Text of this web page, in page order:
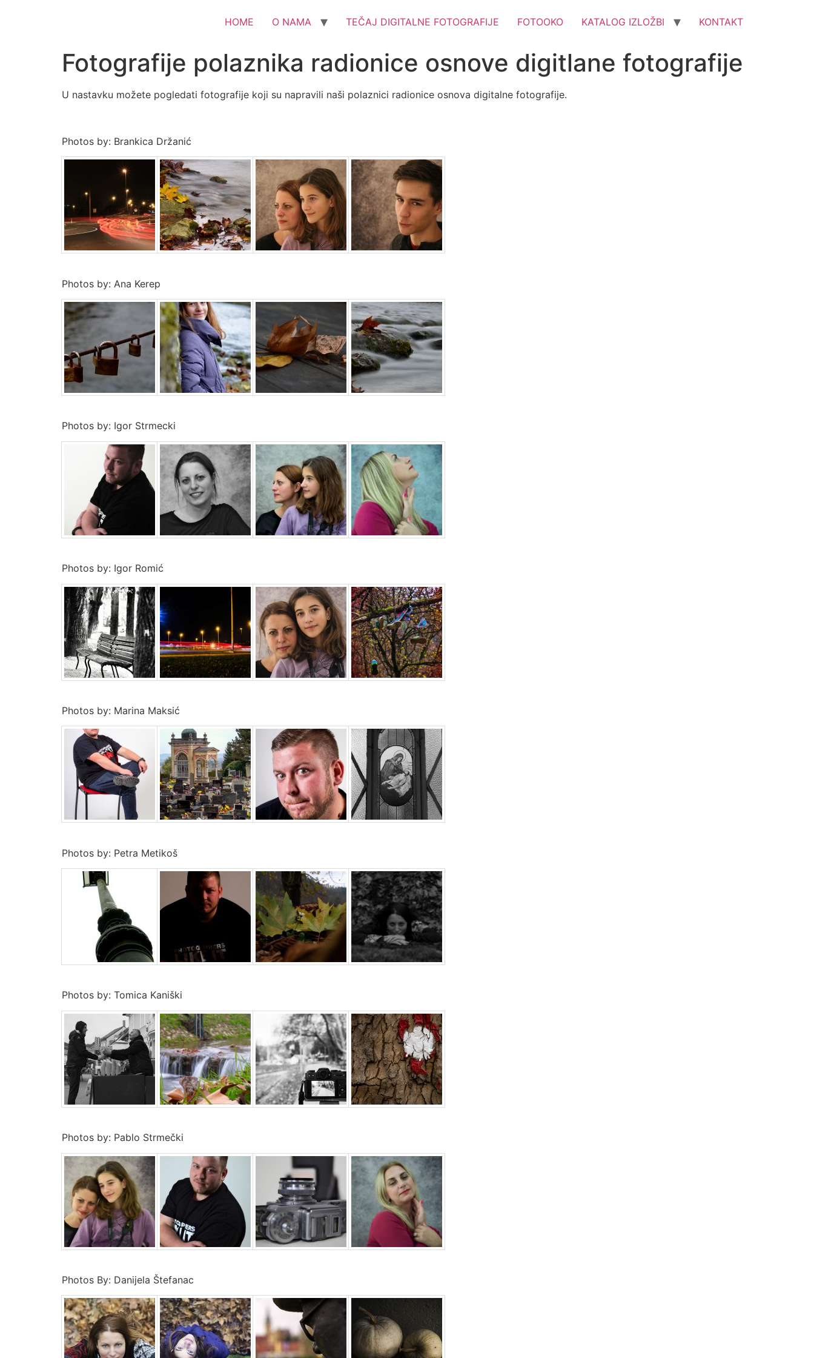
HOME O NAMA TEČAJ DIGITALNE FOTOGRAFIJE FOTOOKO KATALOG IZLOŽBI KONTAKT
Fotografije polaznika radionice osnove digitlane fotografije
U nastavku možete pogledati fotografije koji su napravili naši polaznici radionice osnova digitalne fotografije.
Photos by: Brankica Držanić
Photos by: Ana Kerep
Photos by: Igor Strmecki
Photos by: Igor Romić
Photos by: Marina Maksić
Photos by: Petra Metikoš
Photos by: Tomica Kaniški
Photos by: Pablo Strmečki
Photos By: Danijela Štefanac